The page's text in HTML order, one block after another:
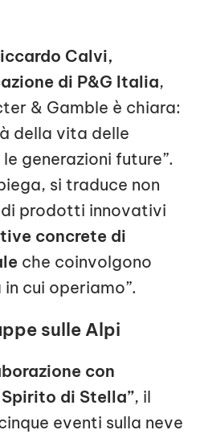
Calvi,
di P&G Italia,
& Gamble è chiara:
della vita delle
generazioni future”.
si traduce non
prodotti innovativi
concrete di
che coinvolgono
cui operiamo”.
sulle Alpi
con
Spirito di Stella”, il
eventi sulla neve